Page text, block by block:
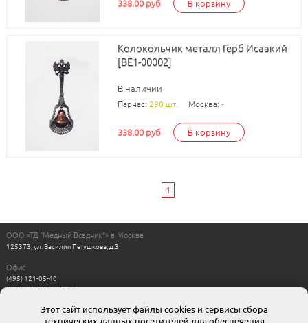
338.00 руб В корзину
Колокольчик металл Герб Исаакий
[BE1-00002]
В наличии
Парнас: 290 шт. Москва: -
338.00 руб В корзину
1
ООО «ТД "Медный Всадник"» в Москве
125373, ул. Василия Петушкова, д.3
Офис
(495) 121-05-40
Пн-Пт с 11:00 до 17:00
Интернет магазин
8-800-511-00-88
Этот сайт использует файлы cookies и сервисы сбора
технических данных посетителей для обеспечения